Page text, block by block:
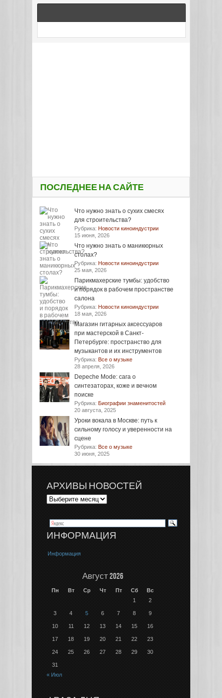
ПОСЛЕДНЕЕ НА САЙТЕ
Что нужно знать о сухих смесях
для строительства?
Рубрика: Новости киноиндустрии
15 июня, 2026
Что нужно знать о маникюрных
столах?
Рубрика: Новости киноиндустрии
25 мая, 2026
Парикмахерские тумбы: удобство
и порядок в рабочем пространстве
салона
Рубрика: Новости киноиндустрии
18 мая, 2026
Магазин гитарных аксессуаров
при мастерской в Санкт-
Петербурге: пространство для
музыкантов и их инструментов
Рубрика: Все о музыке
28 апреля, 2026
Depeche Mode: сага о
синтезаторах, коже и вечном
поиске
Рубрика: Биографии знаменитостей
20 августа, 2025
Уроки вокала в Москве: путь к
сильному голосу и уверенности на
сцене
Рубрика: Все о музыке
30 июня, 2025
АРХИВЫ НОВОСТЕЙ
ИНФОРМАЦИЯ
Информация
Август 2026
Пн Вт Ср Чт Пт Сб
Вс
1
2
3 4 5 6 7 8 9
10 11 12 13 14 15 16
17 18 19 20 21 22 23
24 25 26 27 28 29 30
31
« Июл